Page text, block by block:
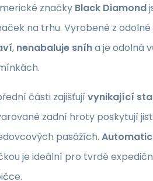
značky Black Diamond
na trhu. Vyrobené z
, nenabaluje sníha je odolná
části zajišťují vynikající
zadní hroty poskytují
pasážích.
je ideální pro tvrdé